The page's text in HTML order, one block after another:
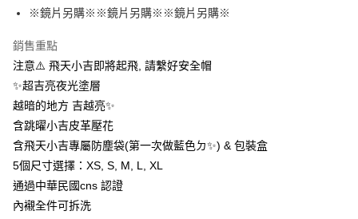
元大商業銀行
永豐商業銀行
台新國際商業銀行
台灣樂天信用卡公司
悠遊付
Google Pay
全盈+PAY
大哥付你分期
相關說明
【大哥付你分期使用說明】
2.付款方式選擇「大哥付你分期」，訂單成立後會自動跳轉到大哥付的交易
流程，驗證手機門號後，選擇欲分期的期數、繳款截止日，確認付款後即完
成交易。
3.實際核准額度、可分期數及費用金額請依後續交易確認頁面所載為準。
AFTEE先享後付
相關說明
【關於「AFTEE先享後付」】
AFTEE先享後付是「在收到商品之後才付款」的支付方式。 讓您購物簡單
ATM付款
※鏡片另購※※鏡片另購※※鏡片另購※
銷售重點
注意⚠️ 飛天小吉即將起飛, 請繫好安全帽
✨超吉亮夜光塗層
越暗的地方 吉越亮✨
含跳曜小吉皮革壓花
含飛天小吉專屬防塵袋(第一次做藍色ㄉ✨) & 包裝盒
5個尺寸選擇：XS, S, M, L, XL
通過中華民國cns 認證
內襯全件可拆洗